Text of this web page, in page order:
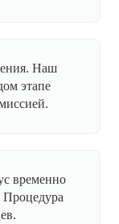
Наш
этапе
временно
Процедура